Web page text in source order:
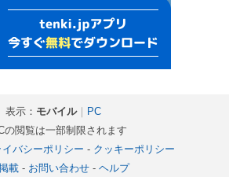
表示： モバイル｜ PC
の閲覧は一部制限されます
イバシーポリシー - クッキーポリシー
載- お問い合わせ- ヘルプ